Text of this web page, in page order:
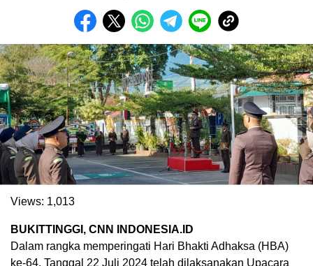
Views: 1,013
BUKITTINGGI, CNN INDONESIA.ID
Dalam rangka memperingati Hari Bhakti Adhaksa (HBA)
ke-64, Tanggal 22 Juli 2024 telah dilaksanakan Upacara